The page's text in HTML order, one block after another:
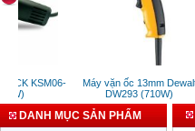
KSM06-
Máy vặn ốc 13mm Dewalt
DW293 (710W)
DANH MỤC SẢN PHẨM